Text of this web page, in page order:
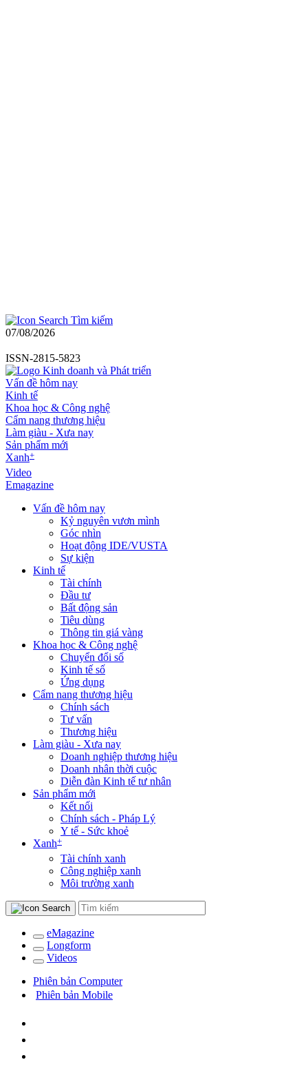
Tìm kiếm
07/08/2026
ISSN-2815-5823
Vấn đề hôm nay
Kinh tế
Khoa học & Công nghệ
Cẩm nang thương hiệu
Làm giàu - Xưa nay
Sản phẩm mới
Xanh+
Video
Emagazine
Vấn đề hôm nay
Kỷ nguyên vươn mình
Góc nhìn
Hoạt động IDE/VUSTA
Sự kiện
Kinh tế
Tài chính
Đầu tư
Bất động sản
Tiêu dùng
Thông tin giá vàng
Khoa học & Công nghệ
Chuyển đổi số
Kinh tế số
Ứng dụng
Cẩm nang thương hiệu
Chính sách
Tư vấn
Thương hiệu
Làm giàu - Xưa nay
Doanh nghiệp thương hiệu
Doanh nhân thời cuộc
Diễn đàn Kinh tế tư nhân
Sản phẩm mới
Kết nối
Chính sách - Pháp Lý
Y tế - Sức khoẻ
Xanh+
Tài chính xanh
Công nghiệp xanh
Môi trường xanh
eMagazine
Longform
Videos
Phiên bản Computer
Phiên bản Mobile